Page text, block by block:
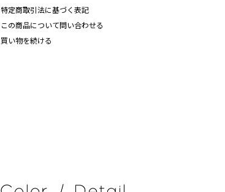
特定商取引法に基づく表記
この商品について問い合わせる
買い物を続ける